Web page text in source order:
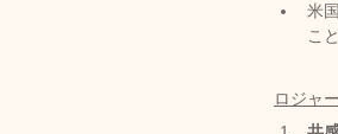
米
こ
ロジャ